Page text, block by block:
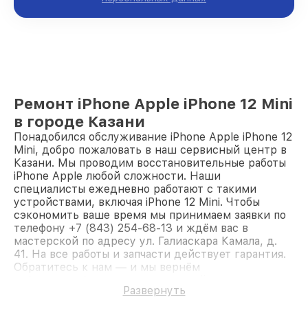
Ремонт iPhone Apple iPhone 12 Mini
в городе Казани
Понадобился обслуживание iPhone Apple iPhone 12
Mini, добро пожаловать в наш сервисный центр в
Казани. Мы проводим восстановительные работы
iPhone Apple любой сложности. Наши
специалисты ежедневно работают с такими
устройствами, включая iPhone 12 Mini. Чтобы
сэкономить ваше время мы принимаем заявки по
телефону +7 (843) 254-68-13 и ждём вас в
мастерской по адресу ул. Галиаскара Камала, д.
41. На все работы и запчасти действует гарантия.
Обратитесь к нам — и мы вернём
Развернуть